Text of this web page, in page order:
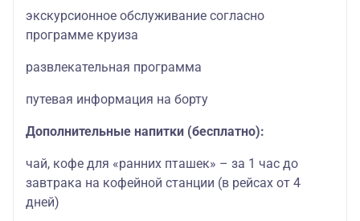
экскурсионное обслуживание согласно
программе круиза
развлекательная программа
путевая информация на борту
Дополнительные напитки (бесплатно):
чай, кофе для «ранних пташек» – за 1 час до
завтрака на кофейной станции (в рейсах от 4
дней)